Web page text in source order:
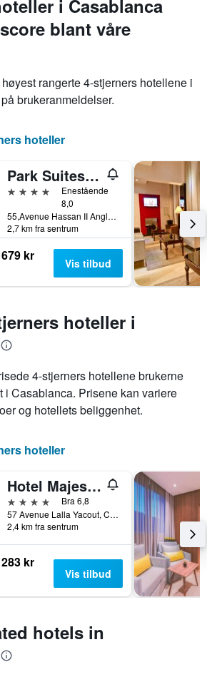
i Casablanca
blant våre
rangerte 4-stjerners hotellene i
brukeranmeldelser.
hoteller
Park Suites Hotel Luxury Boutique Hotel
4 stjerner
Enestående
8,0
55,Avenue Hassan II Angle Rue de Terves, Casablanca, Marokko
2,7 km fra sentrum
679 kr Vis tilbud
hoteller i
4-stjerners hotellene brukerne
i Casablanca. Prisene kan variere
og hotellets beliggenhet.
hoteller
Hotel Majestic
4 stjerner
Bra 6,8
57 Avenue Lalla Yacout, Casablanca, Marokko
2,4 km fra sentrum
283 kr
Vis tilbud
hotels in